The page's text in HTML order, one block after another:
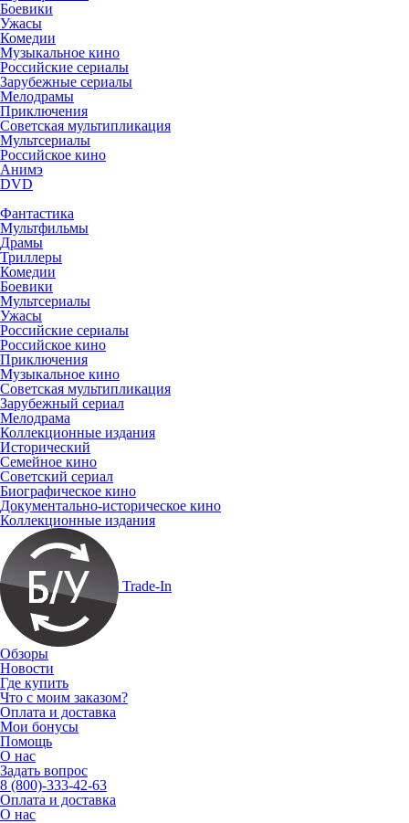
Боевики
Ужасы
Комедии
Музыкальное кино
Российские сериалы
Зарубежные сериалы
Мелодрамы
Приключения
Советская мультипликация
Мультсериалы
Российское кино
Анимэ
DVD
Фантастика
Мультфильмы
Драмы
Триллеры
Комедии
Боевики
Мультсериалы
Ужасы
Российские сериалы
Российское кино
Приключения
Музыкальное кино
Советская мультипликация
Зарубежный сериал
Мелодрама
Коллекционные издания
Исторический
Семейное кино
Советский сериал
Биографическое кино
Документально-историческое кино
Коллекционные издания
Trade-In
Обзоры
Новости
Где купить
Что с моим заказом?
Оплата и доставка
Мои бонусы
Помощь
О нас
Задать вопрос
8 (800)-333-42-63
Оплата и доставка
О нас